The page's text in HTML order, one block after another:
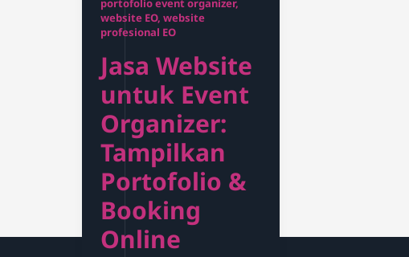
portofolio event organizer,
website EO, website
profesional EO
Jasa Website
untuk Event
Organizer:
Tampilkan
Portofolio &
Booking
Online